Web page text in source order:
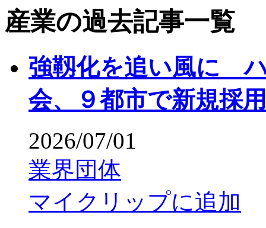
産業の過去記事一覧
強靱化を追い風に
会、９都市で新規採用
2026/07/01
業界団体
マイクリップに追加